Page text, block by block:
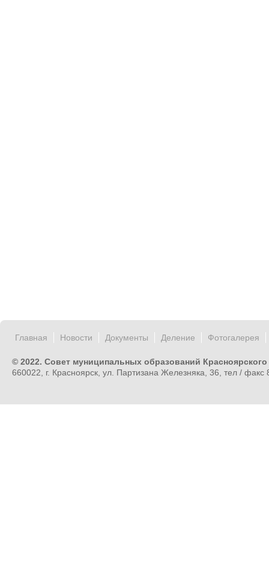
Главная Новости Документы Деление Фотогалерея
© 2022. Совет муниципальных образований Красноярского
660022, г. Красноярск, ул. Партизана Железняка, 36, тел /